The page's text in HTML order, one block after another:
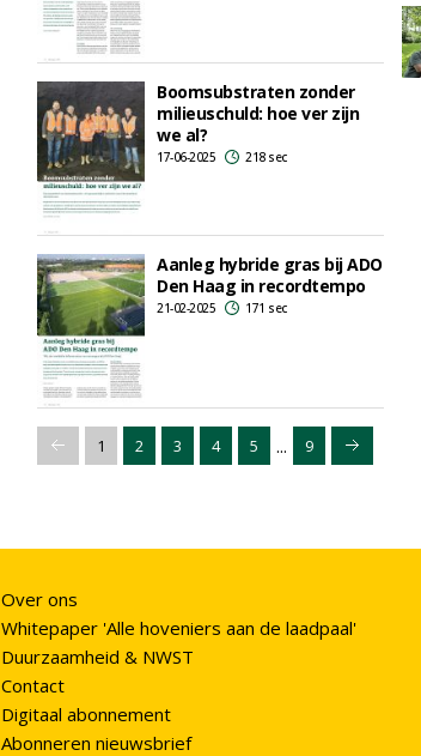
Boomsubstraten zonder
milieuschuld: hoe ver zijn
we al?
17-06-2025 218 sec
Aanleg hybride gras bij ADO
Den Haag in recordtempo
21-02-2025 171 sec
1 2 3 4 5 ... 9
Over ons
Whitepaper 'Alle hoveniers aan de laadpaal'
Duurzaamheid & NWST
Contact
Digitaal abonnement
Abonneren nieuwsbrief